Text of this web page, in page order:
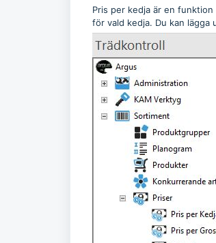
Pris per kedja är en
för vald kedja. Du kan lägga